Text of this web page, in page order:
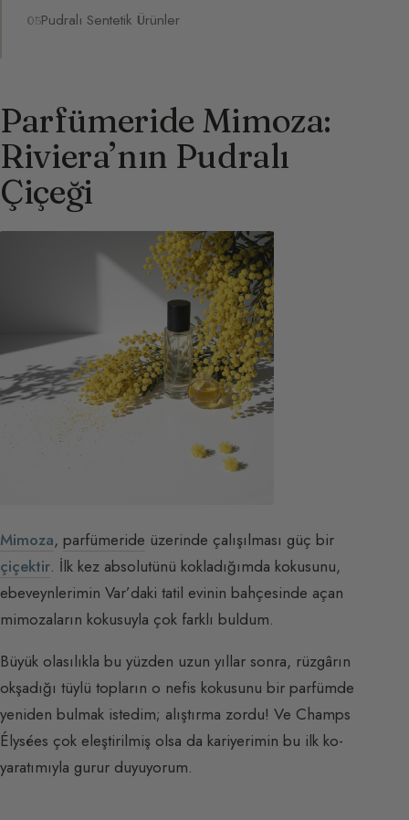
Pudralı Sentetik Ürünler
Parfümeride Mimoza:
Riviera’nın Pudralı
Çiçeği
Mimoza, parfümeride üzerinde çalışılması güç bir
çiçektir. İlk kez absolutünü kokladığımda kokusunu,
ebeveynlerimin Var’daki tatil evinin bahçesinde açan
mimozaların kokusuyla çok farklı buldum.
Büyük olasılıkla bu yüzden uzun yıllar sonra, rüzgârın
okşadığı tüylü topların o nefis kokusunu bir parfümde
yeniden bulmak istedim; alıştırma zordu! Ve Champs
Élysées çok eleştirilmiş olsa da kariyerimin bu ilk ko-
yaratımıyla gurur duyuyorum.